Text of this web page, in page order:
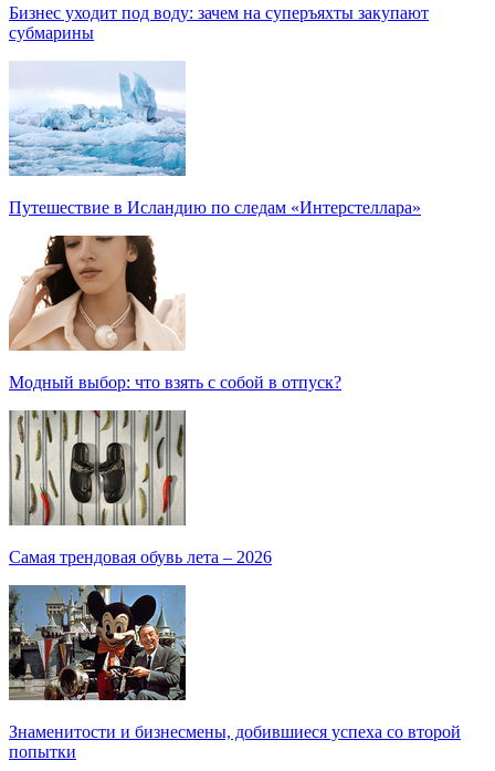
Бизнес уходит под воду: зачем на суперъяхты закупают
субмарины
Путешествие в Исландию по следам «Интерстеллара»
Модный выбор: что взять с собой в отпуск?
Самая трендовая обувь лета – 2026
Знаменитости и бизнесмены, добившиеся успеха со второй
попытки